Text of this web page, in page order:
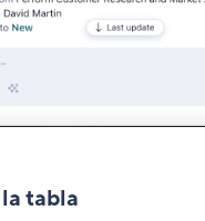
tabla